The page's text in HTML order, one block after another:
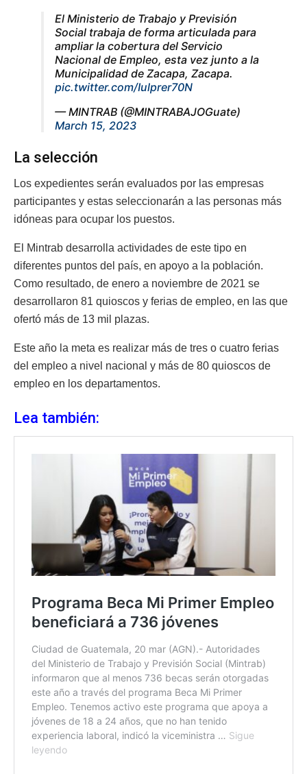
El Ministerio de Trabajo y Previsión
Social trabaja de forma articulada para
ampliar la cobertura del Servicio
Nacional de Empleo, esta vez junto a la
Municipalidad de Zacapa, Zacapa.
pic.twitter.com/Iulprer70N
— MINTRAB (@MINTRABAJOGuate)
March 15, 2023
La selección
Los expedientes serán evaluados por las empresas
participantes y estas seleccionarán a las personas más
idóneas para ocupar los puestos.
El Mintrab desarrolla actividades de este tipo en
diferentes puntos del país, en apoyo a la población.
Como resultado, de enero a noviembre de 2021 se
desarrollaron 81 quioscos y ferias de empleo, en las que
ofertó más de 13 mil plazas.
Este año la meta es realizar más de tres o cuatro ferias
del empleo a nivel nacional y más de 80 quioscos de
empleo en los departamentos.
Lea también: